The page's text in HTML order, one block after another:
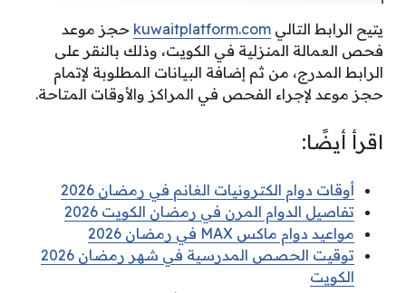
يتيح الرابط التالي kuwaitplatform.com حجز موعد
فحص العمالة المنزلية في الكويت، وذلك بالنقر على
الرابط المدرج، من ثم إضافة البيانات المطلوبة لإتمام
حجز موعد لإجراء الفحص في المراكز والأوقات المتاحة.
اقرأ أيضًا:
أوقات دوام الكترونيات الغانم في رمضان 2026
تفاصيل الدوام المرن في رمضان الكويت 2026
مواعيد دوام ماكس MAX في رمضان 2026
توقيت الحصص المدرسية في شهر رمضان 2026
الكويت